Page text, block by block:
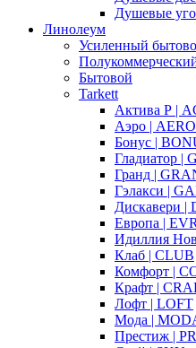
Душевые
Линолеум
Усиленный
Бытовой
Tarkett
Актива Р |
Аэро | AERO
Бонус |
Гладиатор |
Гранд |
Гэлакси |
Дискавери |
Европа |
Идиллия
Клаб | CLUB
Комфорт |
Крафт |
Лофт | LOFT
Мода |
Престиж |